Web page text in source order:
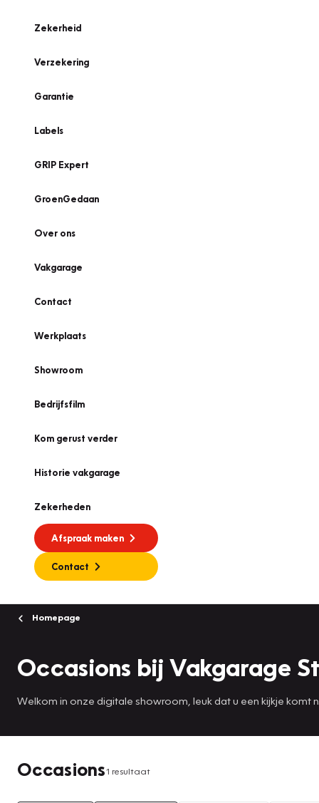
Zekerheid
Verzekering
Garantie
Labels
GRIP Expert
GroenGedaan
Over ons
Vakgarage
Contact
Werkplaats
Showroom
Bedrijfsfilm
Kom gerust verder
Historie vakgarage
Zekerheden
Afspraak maken
Contact
Homepage
Occasions bij Vakgarage
Welkom in onze digitale showroom, leuk dat u een kijkje komt
Occasions1 resultaat